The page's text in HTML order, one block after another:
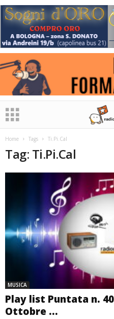
Home Tags Ti.Pi.Cal
Tag: Ti.Pi.Cal
MUSICA
Play list Puntata n.
Ottobre ...